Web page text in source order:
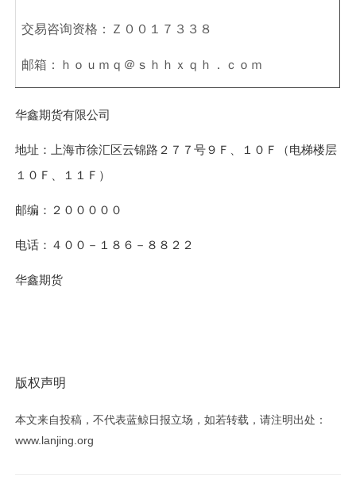
交易咨询资格：Ｚ００１７３３８
邮箱：ｈｏｕｍｑ＠ｓｈｈｘｑｈ．ｃｏｍ
华鑫期货有限公司
地址：上海市徐汇区云锦路２７７号９Ｆ、１０Ｆ（电梯楼层
１０Ｆ、１１Ｆ）
邮编：２０００００
电话：４００－１８６－８８２２
华鑫期货
版权声明
本文来自投稿，不代表蓝鲸日报立场，如若转载，请注明出处：
www.lanjing.org